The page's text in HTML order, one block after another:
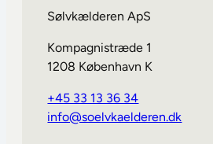
Sølvkælderen ApS
Kompagnistræde 1​
1208 København K
+45 33 13 36 34
info@soelvkaelderen.dk